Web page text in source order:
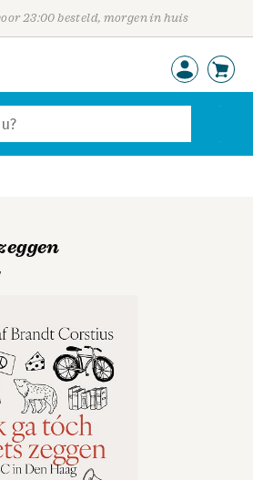
23:00 besteld, morgen in huis